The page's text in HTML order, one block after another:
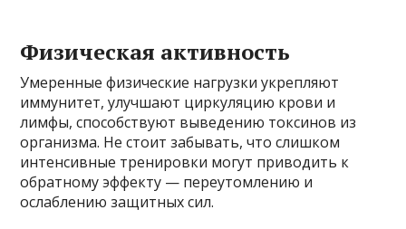
Физическая активность
Умеренные физические нагрузки укрепляют
иммунитет, улучшают циркуляцию крови и
лимфы, способствуют выведению токсинов из
организма. Не стоит забывать, что слишком
интенсивные тренировки могут приводить к
обратному эффекту — переутомлению и
ослаблению защитных сил.